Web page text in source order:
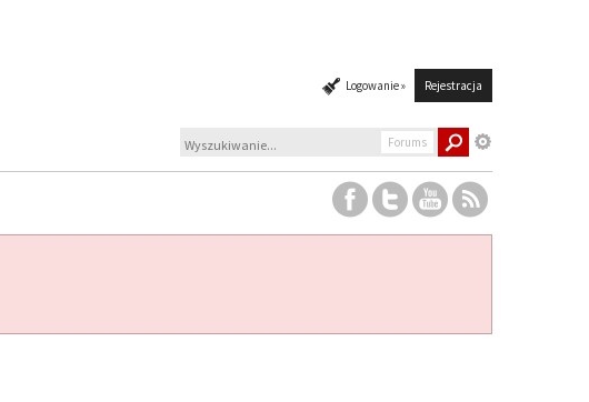
Logowanie » Rejestracja
Forums